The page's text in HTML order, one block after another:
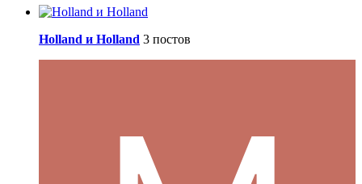
Holland и Holland 3 постов